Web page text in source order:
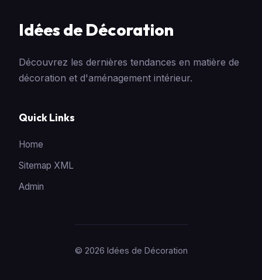
Idées de Décoration
Découvrez les dernières tendances en matière de
décoration et d'aménagement intérieur.
Quick Links
Home
Sitemap XML
Admin
© 2026 Idées de Décoration